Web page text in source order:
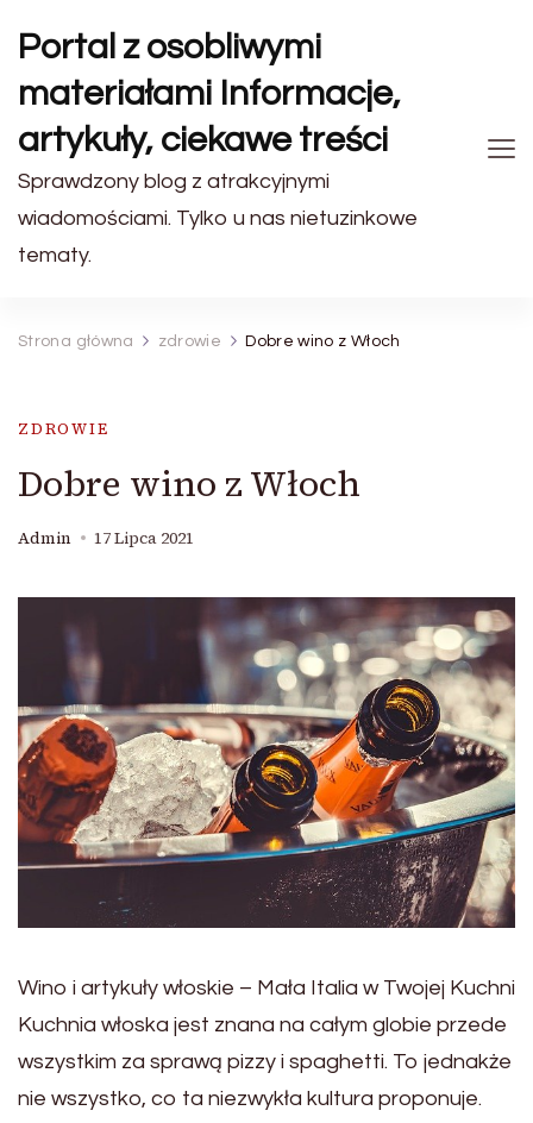
Portal z osobliwymi
materiałami Informacje,
artykuły, ciekawe treści
Sprawdzony blog z atrakcyjnymi
wiadomościami. Tylko u nas nietuzinkowe
tematy.
Strona główna zdrowie Dobre wino z Włoch
ZDROWIE
Dobre wino z Włoch
Admin 17 Lipca 2021
Wino i artykuły włoskie – Mała Italia w Twojej Kuchni
Kuchnia włoska jest znana na całym globie przede
wszystkim za sprawą pizzy i spaghetti. To jednakże
nie wszystko, co ta niezwykła kultura proponuje.